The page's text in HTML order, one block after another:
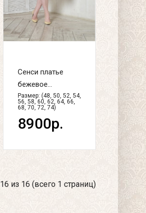
Сенси платье
бежевое...
Размер: (48, 50, 52, 54,
56, 58, 60, 62, 64, 66,
68, 70, 72, 74)
8900р.
из 16 (всего 1 страниц)